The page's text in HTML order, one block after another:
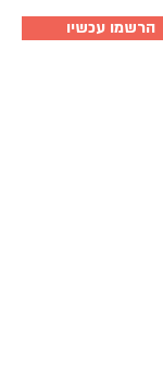
הרשמו עכשיו